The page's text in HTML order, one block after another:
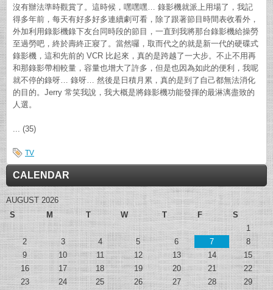
沒有辦法準時觀賞了。這時候，嘿嘿嘿… 錄影機就派上用場了，我記
得多年前，每天有好多好多連續劇可看，除了跟著節目時間表收看外，
外加利用錄影機錄下友台同時段的節目，一直到我將那台錄影機給操勞
至過勞吧，終於壽終正寢了。當然囉，取而代之的就是新一代的硬碟式
錄影機，這和先前的 VCR 比起來，真的是跨越了一大步。不止不用再
和那錄影帶相較量，容量也增大了許多，但是也因為如此的便利，我呢
就不停的錄呀… 錄呀… 然後是日積月累，真的是到了自己都無法消化
的目的。Jerry 常笑我說，我大概是將錄影機功能發揮的最淋漓盡致的
人選。
... (35)
TV
CALENDAR
AUGUST 2026
S
M T W T F
S
1
2
3 4 5 6 7
8
9
10 11 12 13 14
15
16
17 18 19 20 21
22
23
24 25 26 27 28
29